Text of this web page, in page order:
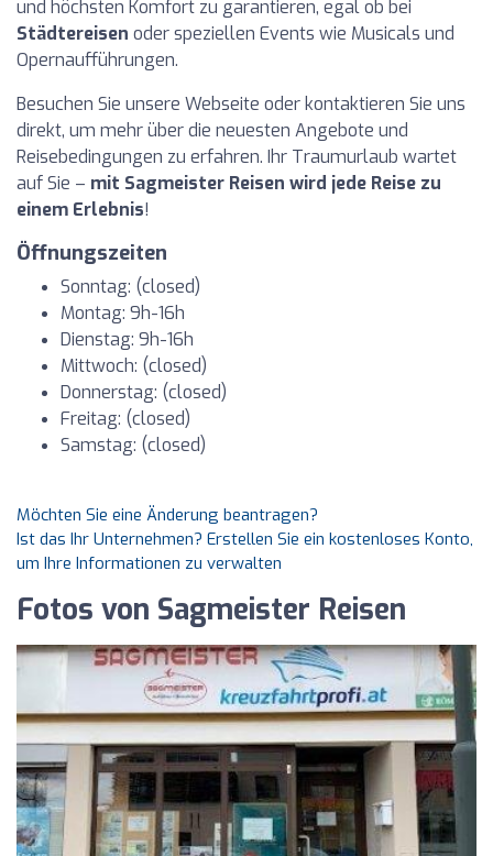
und höchsten Komfort zu garantieren, egal ob bei
Städtereisen oder speziellen Events wie Musicals und
Opernaufführungen.
Besuchen Sie unsere Webseite oder kontaktieren Sie uns
direkt, um mehr über die neuesten Angebote und
Reisebedingungen zu erfahren. Ihr Traumurlaub wartet
auf Sie – mit Sagmeister Reisen wird jede Reise zu
einem Erlebnis!
Öffnungszeiten
Sonntag: (closed)
Montag: 9h-16h
Dienstag: 9h-16h
Mittwoch: (closed)
Donnerstag: (closed)
Freitag: (closed)
Samstag: (closed)
Möchten Sie eine Änderung beantragen?
Ist das Ihr Unternehmen? Erstellen Sie ein kostenloses Konto,
um Ihre Informationen zu verwalten
Fotos von Sagmeister Reisen